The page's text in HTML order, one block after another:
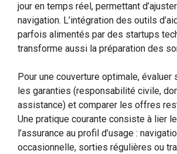
jour en temps réel, permettant
navigation. L’intégration des outils
parfois alimentés par des startups
transforme aussi la préparation des
Pour une couverture optimale, évaluer
les garanties (responsabilité civile,
assistance) et comparer les offres
Une pratique courante consiste à lier
l’assurance au profil d’usage :
occasionnelle, sorties régulières ou